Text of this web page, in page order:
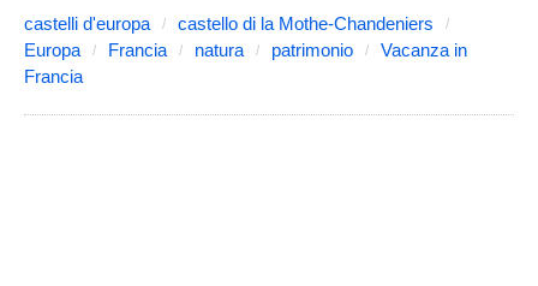
castelli d'europa
castello di la Mothe-Chandeniers
Europa
Francia natura patrimonio
Vacanza in
Francia